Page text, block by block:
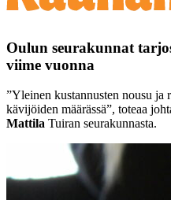
Oulun seurakunnat
viime vuonna
”Yleinen kustannusten nousu
kävijöiden määrässä”, toteaa
Mattila Tuiran seurakunnasta.